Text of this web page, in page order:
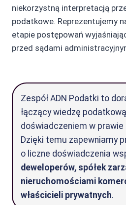
niekorzystną interpretacją
podatkowe. Reprezentujemy
etapie postępowań
przed sądami
Zespół ADN Podatki to
łączący wiedzę
doświadczeniem w
Dzięki temu zapewniamy
o liczne doświadczenia
deweloperów, spółek
nieruchomościami
właścicieli prywatnych.